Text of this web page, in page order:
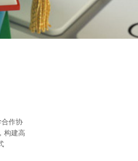
作协
构建高